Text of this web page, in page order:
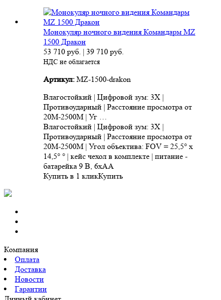
Монокуляр ночного видения Командарм MZ
1500 Дракон
53 710 руб. | 39 710 руб.
НДС не облагается
Артикул: MZ-1500-drakon
Влагостойкий | Цифровой зум: 3X |
Противоударный | Расстояние просмотра от
20M-2500M | Уг …
Влагостойкий | Цифровой зум: 3X |
Противоударный | Расстояние просмотра от
20M-2500M | Угол объектива: FOV = 25,5° x
14,5° ° | кейс чехол в комплекте | питание -
батарейка 9 В, 6xAA
Купить в 1 кликКупить
Компания
Оплата
Доставка
Новости
Гарантии